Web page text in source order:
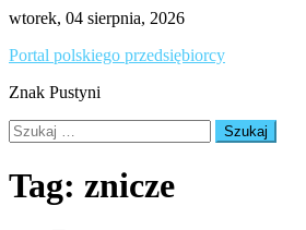
Skip
content
wtorek, 04 sierpnia, 2026
Portal polskiego przedsiębiorcy
Znak Pustyni
Szukaj:
Tag: znicze